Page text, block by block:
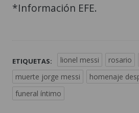
*Información EFE.
ETIQUETAS: lionel messi rosario
muerte jorge messi
homenaje
funeral íntimo